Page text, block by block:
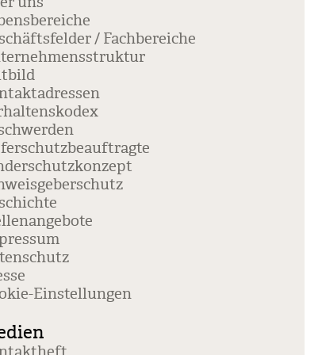
/ Fachbereiche
Ein­stel­lun­gen